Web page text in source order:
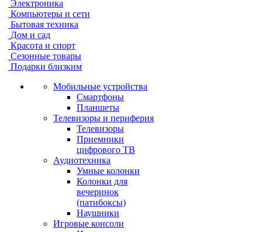
Электроника
Компьютеры и сети
Бытовая техника
Дом и сад
Красота и спорт
Сезонные товары
Подарки близким
Мобильные устройства
Смартфоны
Планшеты
Телевизоры и периферия
Телевизоры
Приемники
цифрового ТВ
Аудиотехника
Умные колонки
Колонки для
вечеринок
(патибоксы)
Наушники
Игровые консоли